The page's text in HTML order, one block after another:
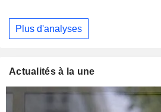
Plus d'analyses
Actualités à la une